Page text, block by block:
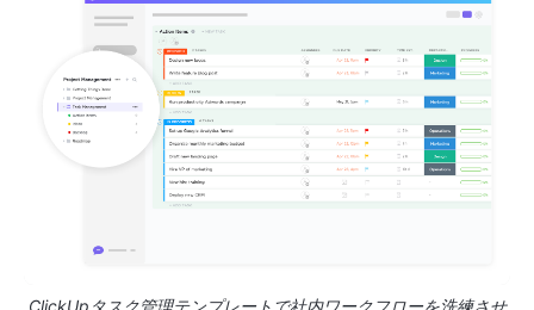
ClickUpタスク管理テンプレートで社内ワークフローを洗練させ